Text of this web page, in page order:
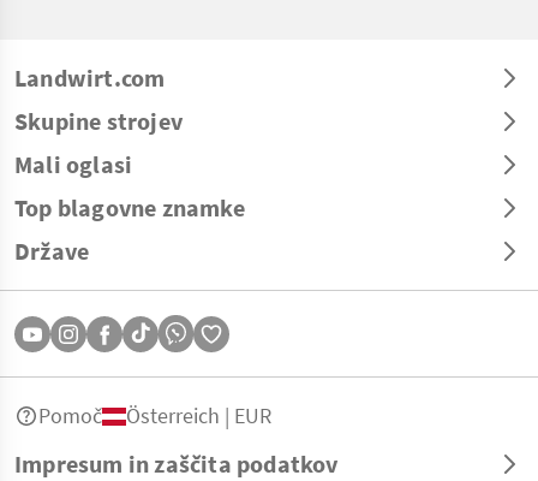
Landwirt.com
Skupine strojev
Mali oglasi
Top blagovne znamke
Države
Impresum in zaščita podatkov
Pomoč Österreich | EUR